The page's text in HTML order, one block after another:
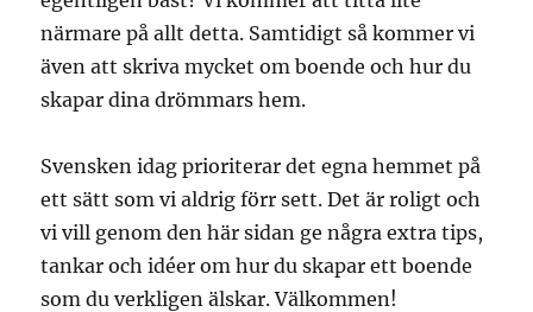
närmare på allt detta. Samtidigt så kommer vi
även att skriva mycket om boende och hur du
skapar dina drömmars hem.
Svensken idag prioriterar det egna hemmet på
ett sätt som vi aldrig förr sett. Det är roligt och
vi vill genom den här sidan ge några extra tips,
tankar och idéer om hur du skapar ett boende
som du verkligen älskar. Välkommen!